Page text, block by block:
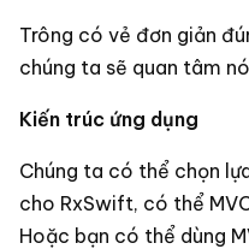
Trông có vẻ đơn giản
chúng ta sẽ quan tâm
Kiến trúc ứng dụng
Chúng ta có thể chọn
cho RxSwift, có thể
Hoặc bạn có thể dùng